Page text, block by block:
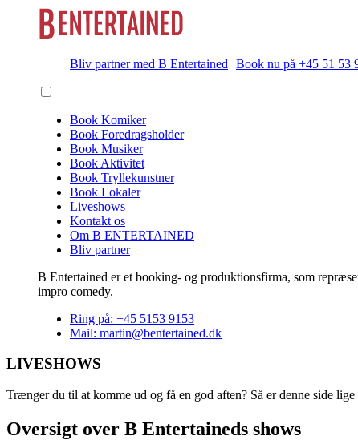
Bliv partner med B Entertained Book nu på +45 51 53
Book Komiker
Book Foredragsholder
Book Musiker
Book Aktivitet
Book Tryllekunstner
Book Lokaler
Liveshows
Kontakt os
Om B ENTERTAINED
Bliv partner
B Entertained er et booking- og produktionsfirma, som
impro comedy.
Ring på: +45 5153 9153
Mail: martin@bentertained.dk
LIVESHOWS
Trænger du til at komme ud og få en god aften? Så er denne side
Oversigt over B Entertaineds shows